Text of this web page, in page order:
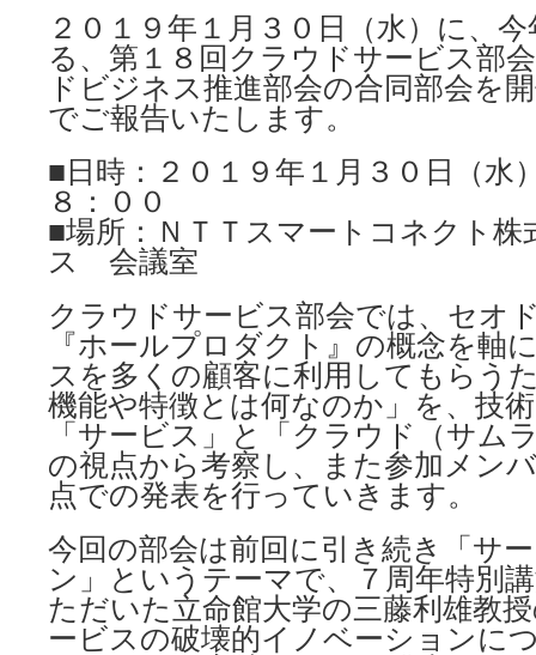
２０１９年１月３０日（水）に、
る、第１８回クラウドサービス部
ドビジネス推進部会の合同部会を
でご報告いたします。
■日時：２０１９年１月３０日（水
８：００
■場所：ＮＴＴスマートコネクト
ス 会議室
クラウドサービス部会では、セオ
『ホールプロダクト』の概念を軸
スを多くの顧客に利用してもらう
機能や特徴とは何なのか」を、技
「サービス」と「クラウド（サム
の視点から考察し、また参加メン
点での発表を行っていきます。
今回の部会は前回に引き続き「サ
ン」というテーマで、７周年特別
ただいた立命館大学の三藤利雄教
ービスの破壊的イノベーションに